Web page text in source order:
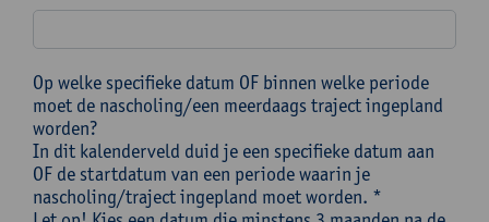
Op welke specifieke datum OF binnen welke periode
moet de nascholing/een meerdaags traject ingepland
worden?
In dit kalenderveld duid je een specifieke datum aan
OF de startdatum van een periode waarin je
nascholing/traject ingepland moet worden. *